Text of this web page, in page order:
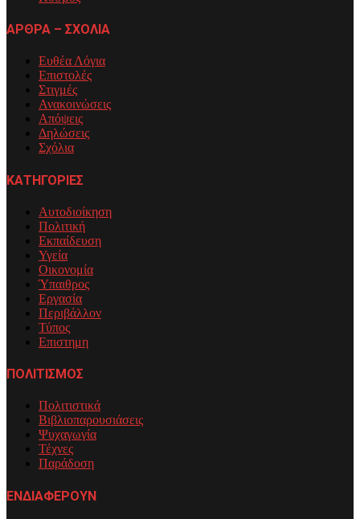
ΑΡΘΡΑ – ΣΧΟΛΙΑ
Ευθέα Λόγια
Επιστολές
Στιγμές
Ανακοινώσεις
Απόψεις
Δηλώσεις
Σχόλια
ΚΑΤΗΓΟΡΙΕΣ
Αυτοδιοίκηση
Πολιτική
Εκπαίδευση
Υγεία
Οικονομία
Ύπαιθρος
Εργασία
Περιβάλλον
Τύπος
Επιστημη
ΠΟΛΙΤΙΣΜΟΣ
Πολιτιστικά
Βιβλιοπαρουσιάσεις
Ψυχαγωγία
Τέχνες
Παράδοση
ΕΝΔΙΑΦΕΡΟΥΝ